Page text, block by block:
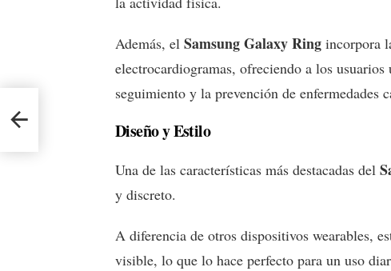
Además, el Samsung Galaxy Ring incorpora
electrocardiogramas, ofreciendo a los
seguimiento y la prevención de enfermedades
Diseño y Estilo
Una de las características más destacadas del
y discreto.
A diferencia de otros dispositivos wearables,
visible, lo que lo hace perfecto para un uso